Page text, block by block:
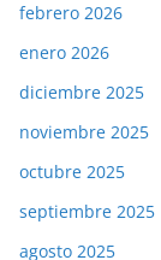
febrero 2026
enero 2026
diciembre 2025
noviembre 2025
octubre 2025
septiembre 2025
agosto 2025